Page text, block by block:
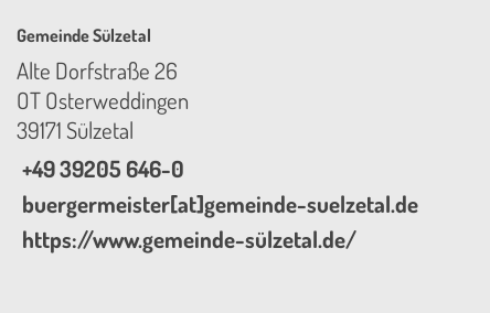
Gemeinde Sülzetal
Alte Dorfstraße 26
OT Osterweddingen
39171 Sülzetal
+49 39205 646-0
buergermeister[at]gemeinde-suelzetal.de
https://www.gemeinde-sülzetal.de/